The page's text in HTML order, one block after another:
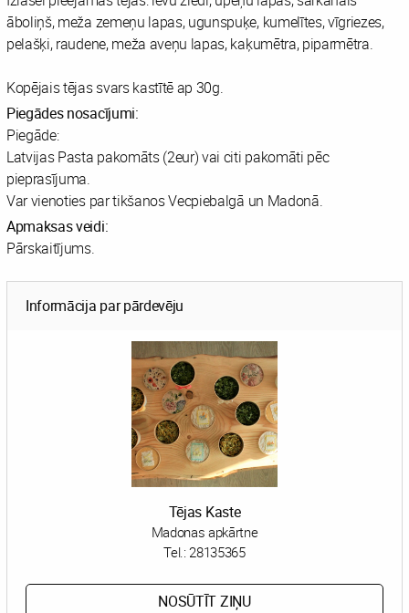
āboliņš, meža zemeņu lapas, ugunspuķe, kumelītes, vīgriezes,
pelašķi, raudene, meža aveņu lapas, kaķumētra, piparmētra.
Kopējais tējas svars kastītē ap 30g.
Piegādes nosacījumi:
Piegāde:
Latvijas Pasta pakomāts (2eur) vai citi pakomāti pēc
pieprasījuma.
Var vienoties par tikšanos Vecpiebalgā un Madonā.
Apmaksas veidi:
Pārskaitījums.
Informācija par pārdevēju
Tējas Kaste
Madonas apkārtne
Tel.:28135365
NOSŪTĪT ZIŅU